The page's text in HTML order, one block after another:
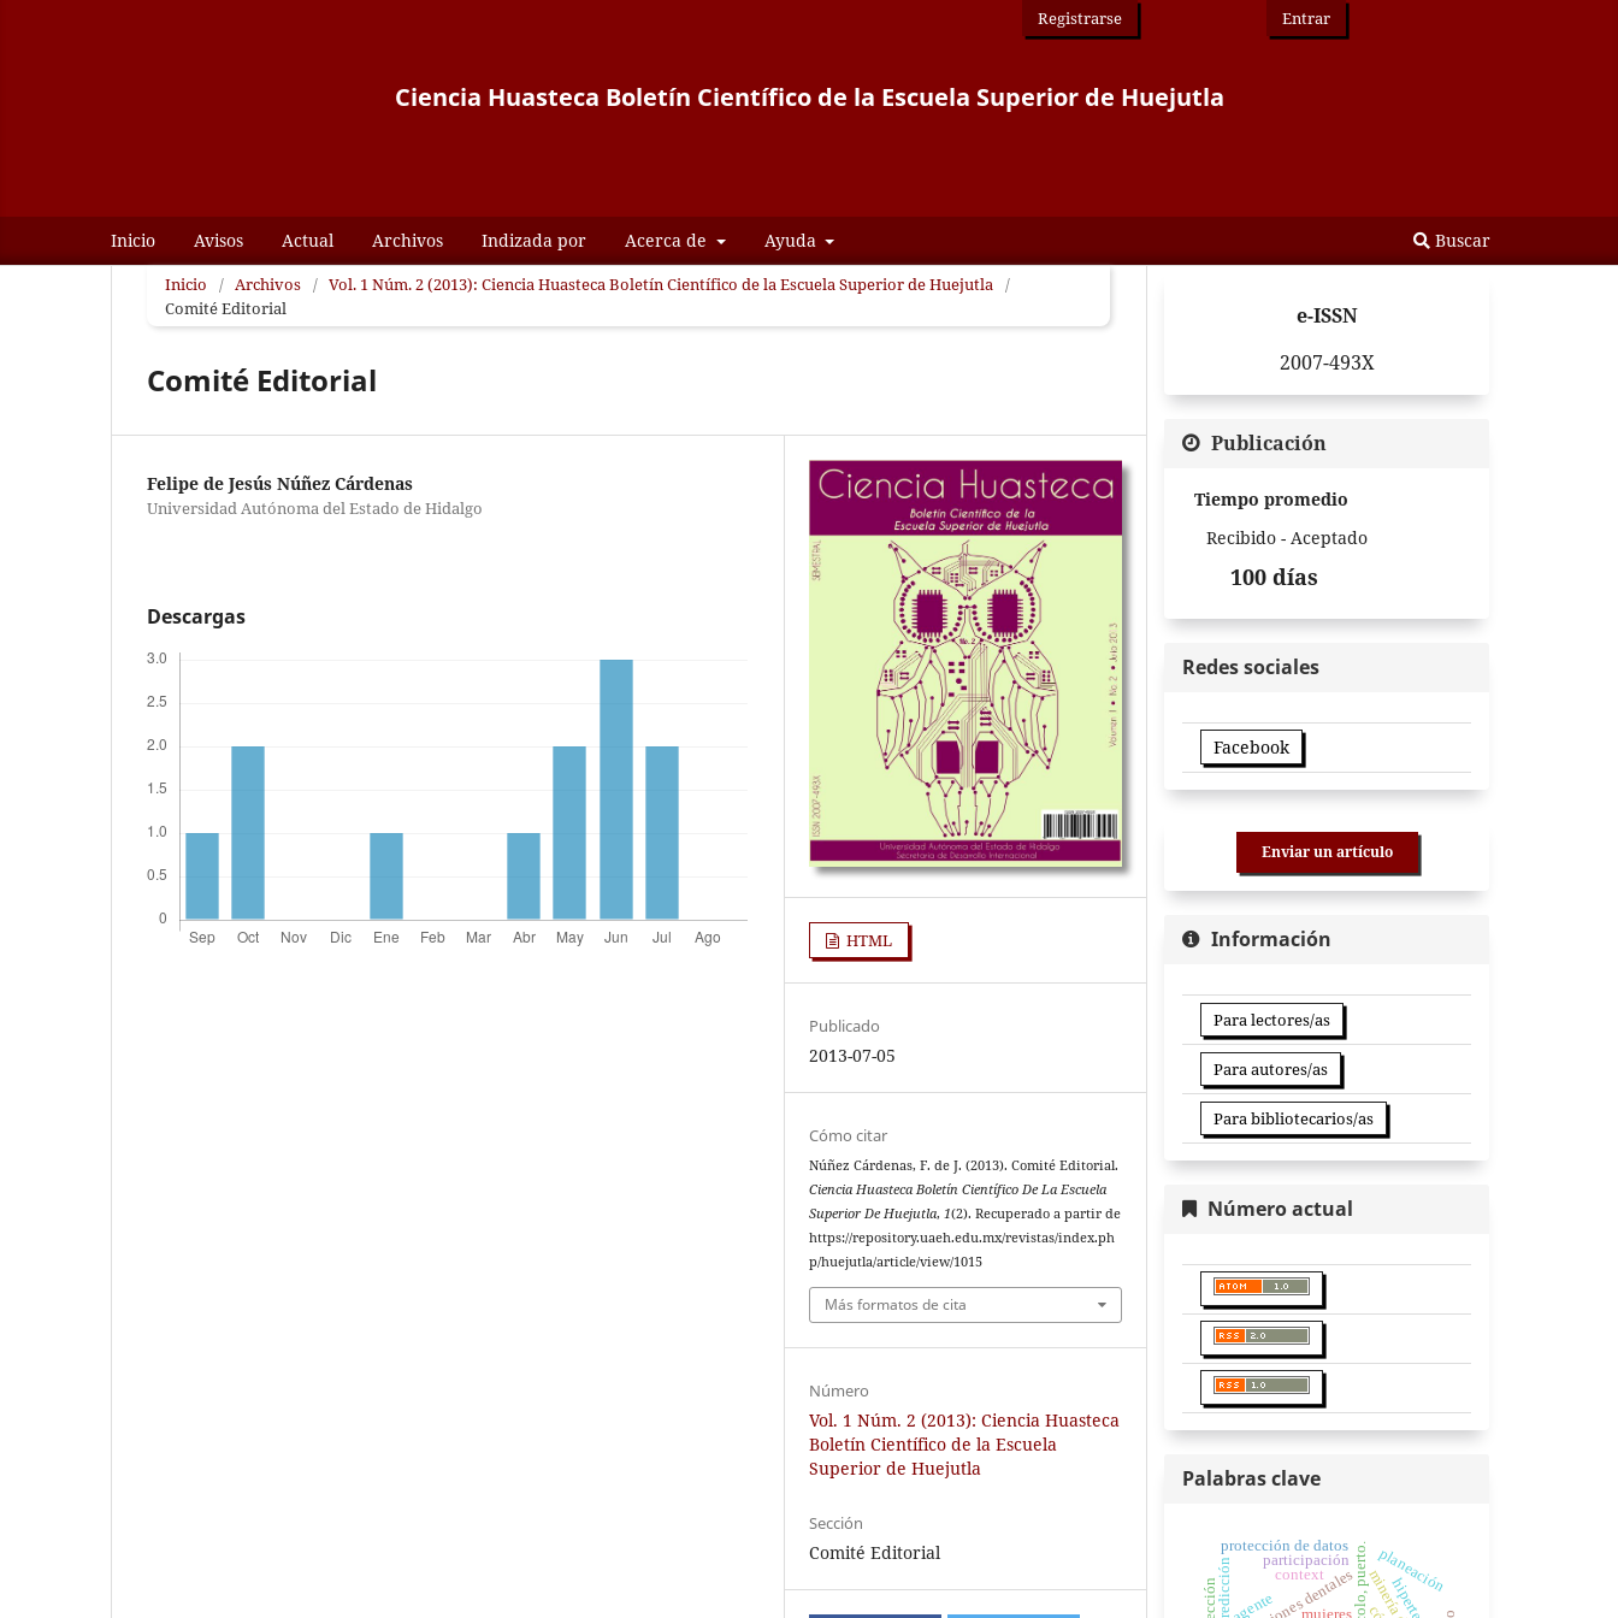
Ciencia Huasteca Boletín Científico de la Escuela Superior de Huejutla
Inicio Avisos Actual Archivos Indizada por Acerca de Ayuda Buscar
Registrarse Entrar
Inicio / Archivos / Vol. 1 Núm. 2 (2013): Ciencia Huasteca Boletín Científico de la Escuela Superior de Huejutla /
Comité Editorial
Comité Editorial
Felipe de Jesús Núñez Cárdenas
Universidad Autónoma del Estado de Hidalgo
Descargas
HTML
Publicado
2013-07-05
Cómo citar
Núñez Cárdenas, F. de J. (2013). Comité Editorial.
Ciencia Huasteca Boletín Científico De La Escuela
Superior De Huejutla,1(2). Recuperado a partir de
https://repository.uaeh.edu.mx/revistas/index.ph
p/huejutla/article/view/1015
Más formatos de cita
Número
Vol. 1 Núm. 2 (2013): Ciencia Huasteca
Boletín Científico de la Escuela
Superior de Huejutla
Sección
Comité Editorial
e-ISSN
2007-493X
Publicación
Tiempo promedio
Recibido - Aceptado
100 días
Redes sociales
Facebook
Enviar un artículo
Información
Para lectores/as
Para autores/as
Para bibliotecarios/as
Número actual
Palabras clave
agente
predicción
protección de datos
elección
participación
context planeación